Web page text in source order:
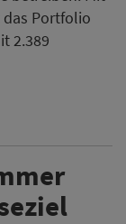
Portfolio
2.389